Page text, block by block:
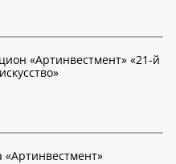
«Артинвестмент» «21-й